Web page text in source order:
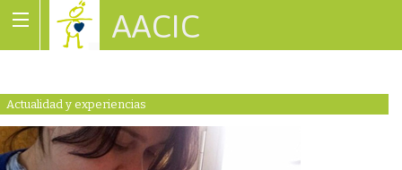
AACIC
Actualidad y experiencias